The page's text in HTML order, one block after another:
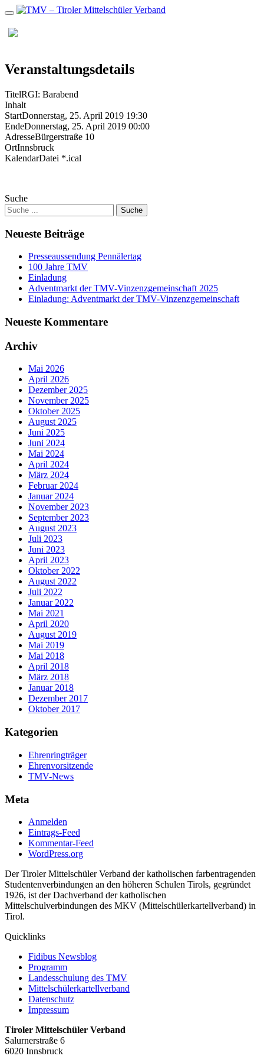
Zum
Veranstaltungsdetails
TitelRGI: Barabend
Inhalt
StartDonnerstag, 25. April 2019 19:30
EndeDonnerstag, 25. April 2019 00:00
AdresseBürgerstraße 10
OrtInnsbruck
KalendarDatei *.ical
Suche
Neueste Beiträge
Presseaussendung Pennälertag
100 Jahre TMV
Einladung
Adventmarkt der TMV-Vinzenzgemeinschaft 2025
Einladung: Adventmarkt der TMV-Vinzenzgemeinschaft
Neueste Kommentare
Archiv
Mai 2026
April 2026
Dezember 2025
November 2025
Oktober 2025
August 2025
Juni 2025
Juni 2024
Mai 2024
April 2024
März 2024
Februar 2024
Januar 2024
November 2023
September 2023
August 2023
Juli 2023
Juni 2023
April 2023
Oktober 2022
August 2022
Juli 2022
Januar 2022
Mai 2021
April 2020
August 2019
Mai 2019
Mai 2018
April 2018
März 2018
Januar 2018
Dezember 2017
Oktober 2017
Kategorien
Ehrenringträger
Ehrenvorsitzende
TMV-News
Meta
Anmelden
Eintrags-Feed
Kommentar-Feed
WordPress.org
Der Tiroler Mittelschüler Verband der katholischen farbentragenden
Studentenverbindungen an den höheren Schulen Tirols, gegründet
1926, ist der Dachverband der katholischen
Mittelschulverbindungen des MKV (Mittelschülerkartellverband) in
Tirol.
Quicklinks
Fidibus Newsblog
Programm
Landesschulung des TMV
Mittelschülerkartellverband
Datenschutz
Impressum
Tiroler Mittelschüler Verband
Salurnerstraße 6
6020 Innsbruck